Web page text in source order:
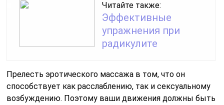
Читайте также:
Эффективные
упражнения при
радикулите
Прелесть эротического массажа в том, что он
способствует как расслаблению, так и сексуальному
возбуждению. Поэтому ваши движения должны быть